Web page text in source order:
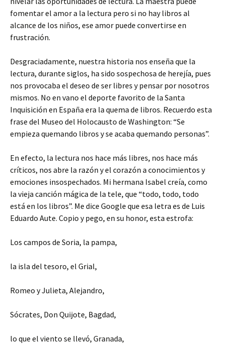
fomentar el amor a la lectura pero si no hay libros al
alcance de los niños, ese amor puede convertirse en
frustración.
Desgraciadamente, nuestra historia nos enseña que la
lectura, durante siglos, ha sido sospechosa de herejía, pues
nos provocaba el deseo de ser libres y pensar por nosotros
mismos. No en vano el deporte favorito de la Santa
Inquisición en España era la quema de libros. Recuerdo esta
frase del Museo del Holocausto de Washington: “Se
empieza quemando libros y se acaba quemando personas”.
En efecto, la lectura nos hace más libres, nos hace más
críticos, nos abre la razón y el corazón a conocimientos y
emociones insospechados. Mi hermana Isabel creía, como
la vieja canción mágica de la tele, que “todo, todo, todo
está en los libros”. Me dice Google que esa letra es de Luis
Eduardo Aute. Copio y pego, en su honor, esta estrofa:
Los campos de Soria, la pampa,
la isla del tesoro, el Grial,
Romeo y Julieta, Alejandro,
Sócrates, Don Quijote, Bagdad,
lo que el viento se llevó, Granada,